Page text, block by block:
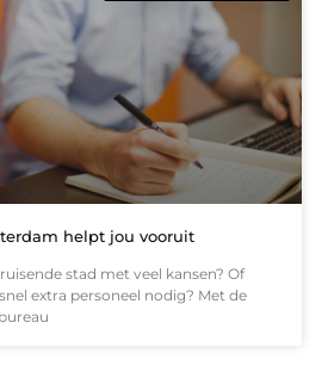
helpt jou vooruit
stad met veel kansen? Of
extra personeel nodig? Met de